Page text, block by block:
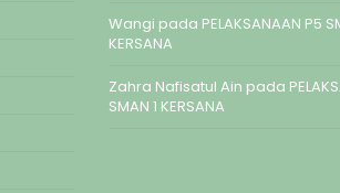
Wangi pada PELAKSANAAN P5
KERSANA
Zahra Nafisatul Ain pada
SMAN 1 KERSANA